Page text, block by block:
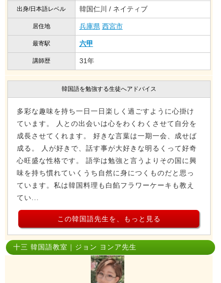
出身/日本語レベル 韓国仁川 / ネイティブ
居住地 兵庫県 西宮市
最寄駅 六甲
講師歴 31年
韓国語を勉強する生徒へアドバイス
多彩な趣味を持ち一日一日楽しく過ごすように心掛け
ています。 人との出会いは心をわくわくさせて自分を
成長させてくれます。 好きな言葉は一期一会、成せば
成る。 人が好きで、話す事が大好きな明るくって好奇
心旺盛な性格です。 語学は勉強と言うよりその国に興
味を持ち慣れていくうち自然に身につくものだと思っ
ています。私は韓国料理も白餡フラワーケーキも教え
てい...
この韓国語先生を、もっと見る
十三 韓国語教室｜ジョン ヨンア先生